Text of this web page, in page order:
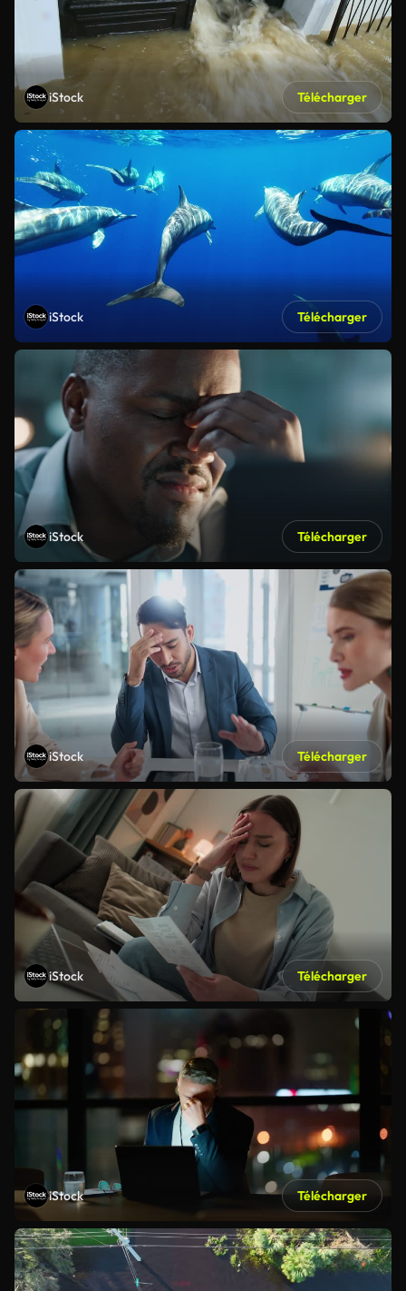
iStock Télécharger
iStock Télécharger
iStock Télécharger
iStock Télécharger
iStock Télécharger
iStock Télécharger